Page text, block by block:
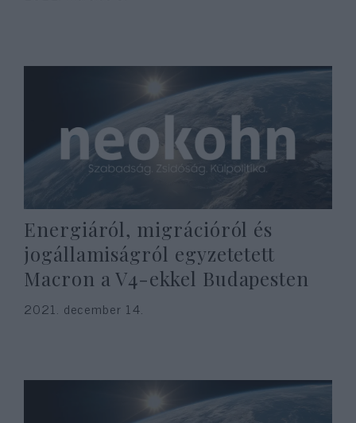
Energiáról, migrációról és
jogállamiságról egyzetetett
Macron a V4-ekkel Budapesten
2021. december 14.